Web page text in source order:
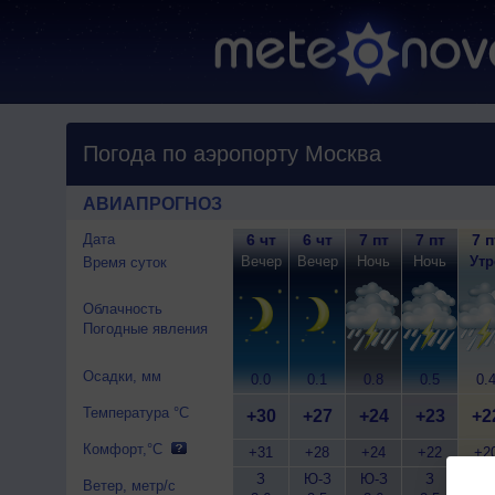
Погода по аэропорту Москва
АВИАПРОГНОЗ
Дата
Время суток
Облачность
Погодные явления
Осадки, мм
Температура °C
Комфорт,°C
Ветер, метр/с
6 чт
Вечер
0.0
+30
+31
З
6 чт
Вечер
0.1
+27
+28
Ю-З
7 пт
Ночь
0.8
+24
+24
Ю-З
7 пт
Ночь
0.5
+23
+22
З
7
0.4